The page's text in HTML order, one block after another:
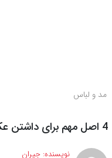
مد و لباس
4 اصل مهم برای داشتن عکس خانوادگی زیبا
نویسنده: جیران